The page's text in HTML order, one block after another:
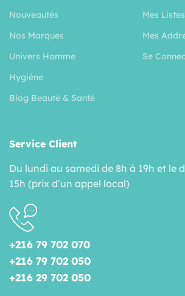
Nouveautés
Nos Marques
Univers Homme
Hygiéne
Blog Beauté & Santé
Mes
Mes
Se
Service Client
Du lundi au samedi de 8h à 19h et le
15h (prix d’un appel local)
+216 79 702 070
+216 79 702 050
+216 29 702 050